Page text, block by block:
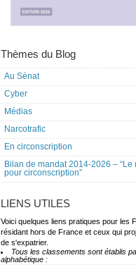
Thèmes du Blog
Au Sénat
Cyber
Médias
Narcotrafic
En circonscription
Bilan de mandat 2014-2026 – “Le
pour circonscription”
LIENS UTILES
Voici quelques liens pratiques pour les
résidant hors de France et ceux qui
de s'expatrier.
Tous les classements sont établis
alphabétique :